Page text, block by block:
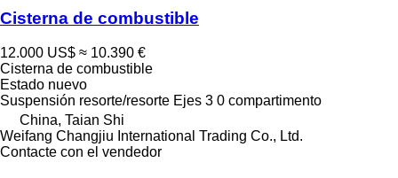
Cisterna de combustible
12.000 US$ ≈ 10.390 €
Cisterna de combustible
Estado nuevo
Suspensión resorte/resorte Ejes 3 0 compartimento
China, Taian Shi
Weifang Changjiu International Trading Co., Ltd.
Contacte con el vendedor